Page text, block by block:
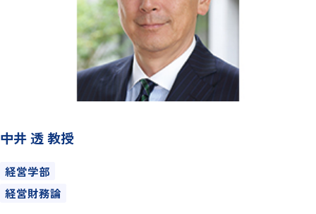
中井 透 教授
経営学部
経営財務論